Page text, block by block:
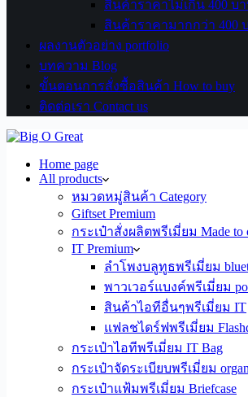
สินค้าราคาไม่เกิน 400 บ
สินค้าราคามากกว่า 400
ผลงานตัวอย่าง portfolio
บทความ Blog
ขั้นตอนการสั่งซื้อสินค้า How to buy
ติดต่อเรา Contact us
Home page
All products
หมวดหมู่สินค้า Category
Giftset Premium
กระเป๋าสั่งผลิตพรีเมี่ยม Made to
IT Premium
ลำโพงบลูทูธพรีเมี่ยม
พาวเวอร์แบงค์พรีเมี่ยม
สินค้าไอทีอื่นๆพรีเมี่ยม IT
แฟลชไดร์ฟพรีเมี่ยม
กระเป๋าไอทีพรีเมี่ยม IT Bag
กระเป๋าจัดระเบียบพรีเมี่ยม
กระเป๋าแฟ้มพรีเมี่ยม Briefcase